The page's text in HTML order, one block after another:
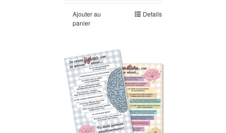
Ajouter au
panier
Details